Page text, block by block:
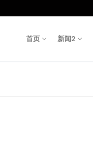
首页 新闻2